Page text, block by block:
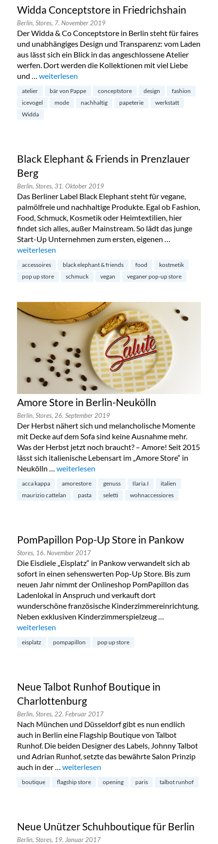
Widda Conceptstore in Friedrichshain
Berlin, Stores, 7. November 2019
Der Widda & Co Conceptstore in Berlin steht für faires
und unabhängiges Design und Transparenz: vom Laden
aus lässt sich ein Blick in das angeschlossene Atelier
werfen. Dort werden die Kollektionen mit viel Liebe
und … „Widda Conceptstore in Friedrichshain“
weiterlesen
atelier bär von Pappe conceptstore design
fashion
icevogel
mode nachhaltig papeterie
werkstatt
Widda
Black Elephant & Friends in Prenzlauer
Berg
Berlin, Stores, 31. Oktober 2019
Das Berliner Label Black Elephant steht für vegane,
palmölfreie und nachhaltige Produkte. Egal ob Fashion,
Food, Schmuck, Kosmetik oder Heimtextilien, hier
findet sich alles, außer Mainstream. So lädt das junge
Start-Up Unternehmen zum ersten, eigenen …
„Black Elephant & Friends in Prenzlauer Berg“
weiterlesen
accessoires black elephant & friends food
kostmetik
pop up store
schmuck vegan veganer pop-up store
Amore Store in Berlin-Neukölln
Berlin, Stores, 26. September 2019
Der Herbst nähert sich und melancholische Momente
mit Decke auf dem Sofa sind keine Ausnahme mehr.
Was der Herbst jetzt noch braucht? – Amore! Seit 2015
lässt sich italienische Lebensart im „Amore Store“ in
Neukölln … „Amore Store in Berlin-Neukölln“
weiterlesen
acca kappa amorestore genuss Ilaria.I
italien
maurizio cattelan
pasta seletti wohnaccessiores
PomPapillon Pop-Up Store in Pankow
Stores, 16. November 2017
Die Eisdiele „Eisplatz“ in Pankow verwandelt sich ab
sofort in einen sehenswerten Pop-Up Store. Bis zum
neuen Jahr nimmt der Onlineshop PomPapillon das
Ladenlokal in Anspruch und verkauft dort
wunderschöne französische Kinderzimmereinrichtung.
Neben exklusiven Kinderzimmerspielzeug …
„PomPapillon Pop-Up Store in Pankow“
weiterlesen
eisplatz pompapillon pop up store
Neue Talbot Runhof Boutique in
Charlottenburg
Berlin, Stores, 22. Februar 2017
Nach München und Düsseldorf gibt es nun endlich
auch in Berlin eine Flagship Boutique von Talbot
Runhof. Die beiden Designer des Labels, Johnny Talbot
und Adrian Runhof, setzte das bewährte Salon Prinzip
auch in der … „Neue Talbot Runhof Boutique in
weiterlesen
boutique flagship store opening paris talbot runhof
Neue Unützer Schuhboutique für Berlin
Berlin, Stores, 19. Januar 2017